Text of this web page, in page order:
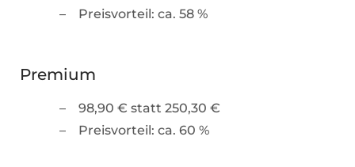
Preisvorteil: ca. 58 %
Premium
98,90 € statt 250,30 €
Preisvorteil: ca. 60 %